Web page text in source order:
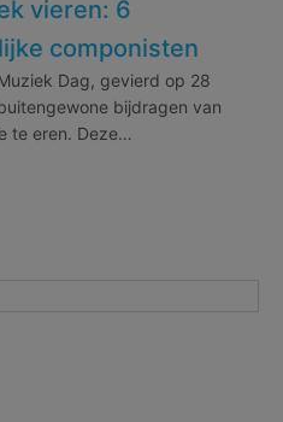
vieren: 6
componisten
Dag, gevierd op 28
bijdragen van
te eren. Deze…